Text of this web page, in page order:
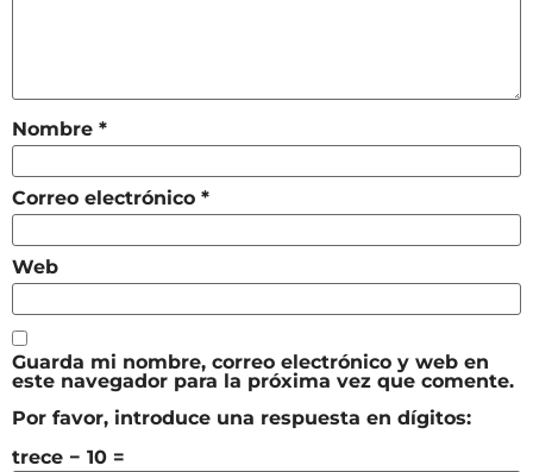
Nombre *
Correo electrónico *
Web
Guarda mi nombre, correo electrónico y web en
este navegador para la próxima vez que comente.
Por favor, introduce una respuesta en dígitos:
trece − 10 =